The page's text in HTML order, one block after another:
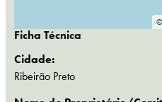
©
Ficha Técnica
Cidade:
Ribeirão Preto